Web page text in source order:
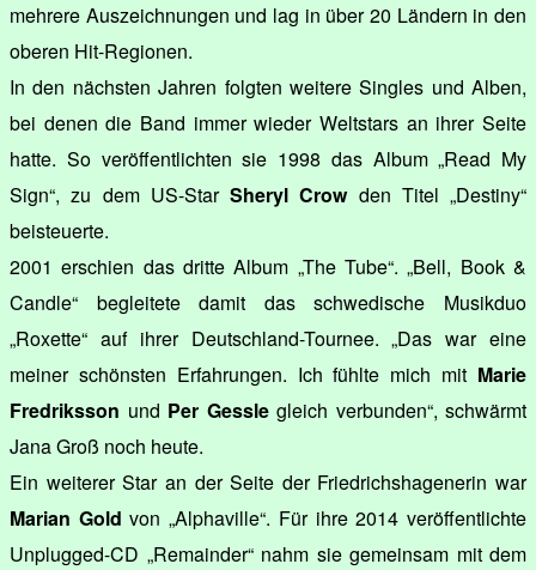
mehrere Auszeichnungen und lag in über 20 Ländern in den
oberen Hit-Regionen.
In den nächsten Jahren folgten weitere Singles und Alben,
bei denen die Band immer wieder Weltstars an ihrer Seite
hatte. So veröffentlichten sie 1998 das Album „Read My
Sign“, zu dem US-Star Sheryl Crowden Titel „Destiny“
beisteuerte.
2001 erschien das dritte Album „The Tube“. „Bell, Book &
Candle“ begleitete damit das schwedische Musikduo
„Roxette“ auf ihrer Deutschland-Tournee. „Das war eine
meiner schönsten Erfahrungen. Ich fühlte mich mit Marie
Fredriksson und Per Gesslegleich verbunden“, schwärmt
Jana Groß noch heute.
Ein weiterer Star an der Seite der Friedrichshagenerin war
Marian Gold von „Alphaville“. Für ihre 2014 veröffentlichte
Unplugged-CD „Remainder“ nahm sie gemeinsam mit dem